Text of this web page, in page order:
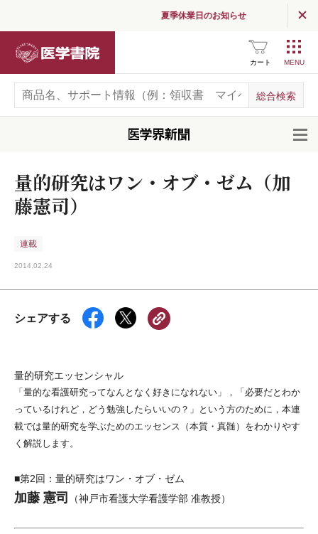
夏季休業日のお知らせ
カート
量的研究はワン・オブ・ゼム（加
藤憲司）
連載
2014.02.24
シェアする
量的研究エッセンシャル
「量的な看護研究ってなんとなく好きになれない」，「必要だとわか
っているけれど，どう勉強したらいいの？」という方のために，本連
載では量的研究を学ぶためのエッセンス（本質・真髄）をわかりやす
く解説します。
■第2回：量的研究はワン・オブ・ゼム
加藤 憲司 （神戸市看護大学看護学部 准教授）